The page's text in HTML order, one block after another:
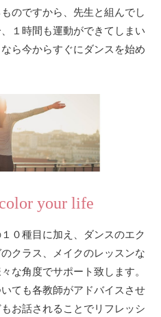
のですから、先生と組んでし
１時間も運動ができてしまい
ら今からすぐにダンスを始め
your life
０種目に加え、ダンスのエク
クラス、メイクのレッスンな
な角度でサポート致します。
ても各教師がアドバイスさせ
お話されることでリフレッシ